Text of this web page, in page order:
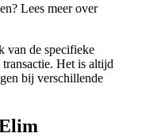
Lees meer over
van de specifieke
Het is altijd
bij verschillende